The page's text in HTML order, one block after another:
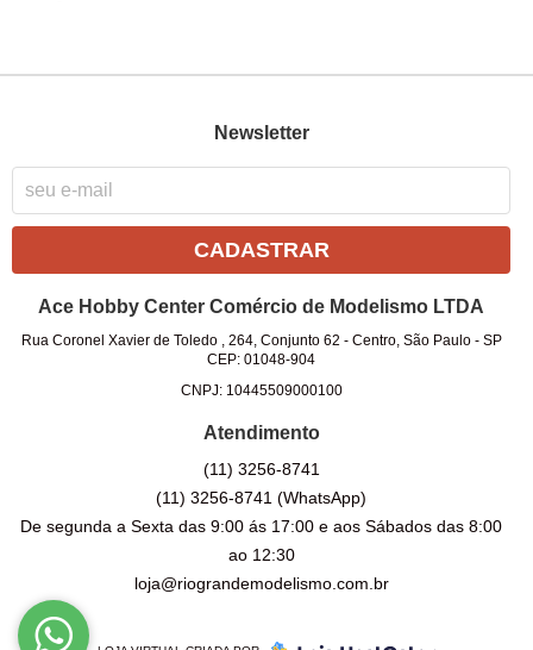
Newsletter
CADASTRAR
Ace Hobby Center Comércio de Modelismo LTDA
Rua Coronel Xavier de Toledo , 264, Conjunto 62 - Centro, São Paulo- SP
CEP: 01048-904
CNPJ: 10445509000100
Atendimento
(11) 3256-8741
(11) 3256-8741(WhatsApp)
De segunda a Sexta das 9:00 ás 17:00 e aos Sábados das 8:00
ao 12:30
loja@riograndemodelismo.com.br